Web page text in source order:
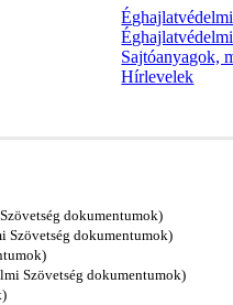
Sajtóanyagok,
Hírlevelek
dokumentumok)
Szövetség dokumentumok)
Szövetség dokumentumok)